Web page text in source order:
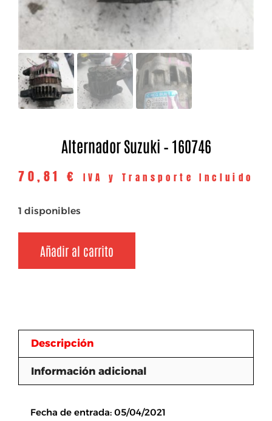
Alternador Suzuki – 160746
70,81 € IVA y Transporte Incluido
1 disponibles
Añadir al carrito
Descripción
Información adicional
Fecha de entrada: 05/04/2021